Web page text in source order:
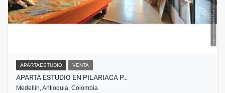
APARTAESTUDIO VENTA
APARTA ESTUDIO EN PILARIACA P…
Medellín, Antioquia, Colombia